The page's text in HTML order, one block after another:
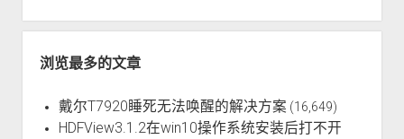
浏览最多的文章
戴尔T7920睡死无法唤醒的解决方案 (16,649)
HDFView3.1.2在win10操作系统安装后打不开